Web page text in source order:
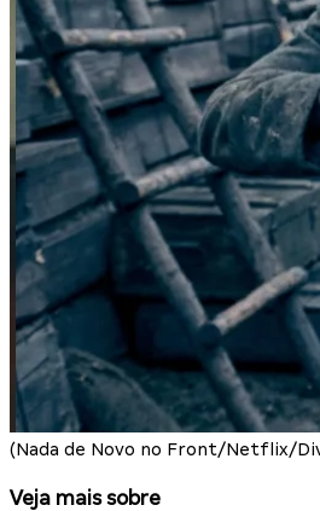
(Nada de Novo no Front/Netflix/
Veja mais sobre